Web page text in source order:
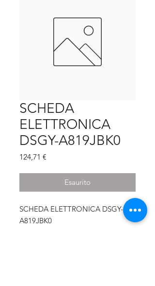
SCHEDA
ELETTRONICA
DSGY-A819JBK0
124,71 €
Esaurito
SCHEDA ELETTRONICA DSGY-
A819JBK0